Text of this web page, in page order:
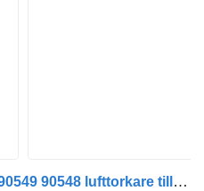
Haldex B12B (01.97-12.11) 90549 90548 lufttorkare till Volvo B6, B7, B9, B10, B12 bus (1978-2011) buss